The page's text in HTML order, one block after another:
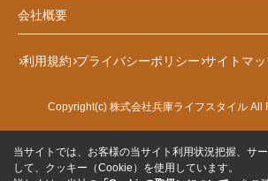
会社概要
利用規約 プライバシーポリシー サイトマ
Copyright(c) 株式会社兵庫ライフスタイル All
当サイトでは、お客様の当サイト利用状況把握、サ
して、クッキー（Cookie）を使用しています。